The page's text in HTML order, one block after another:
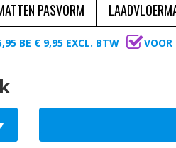
PASVORM
BE € 9,95 EXCL. BTW VOOR